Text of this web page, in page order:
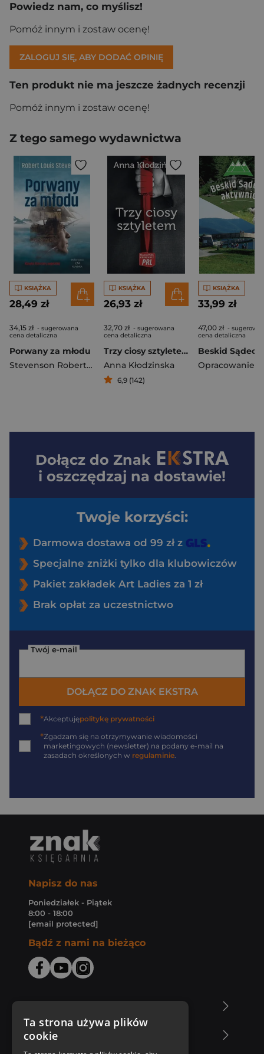
Powiedz nam, co myślisz!
Pomóż innym i zostaw ocenę!
ZALOGUJ SIĘ, ABY DODAĆ OPINIĘ
Ten produkt nie ma jeszcze żadnych recenzji
Pomóż innym i zostaw ocenę!
Z tego samego wydawnictwa
KSIĄŻKA
28,49 zł
34,15 zł - sugerowana
cena detaliczna
Porwany za młodu
Stevenson Robert Louis
KSIĄŻKA
26,93 zł
32,70 zł - sugerowana
cena detaliczna
Trzy ciosy sztyletem
Anna Kłodzinska
6,9 (142)
KSIĄŻKA
33,99 zł
47,00 zł -
cena detaliczna
Dołącz do Znak
i oszczędzaj na dostawie!
Twoje korzyści:
Darmowa dostawa od 99 zł z
Specjalne zniżki tylko dla klubowiczów
Pakiet zakładek Art Ladies za 1 zł
Brak opłat za uczestnictwo
Twój e-mail
DOŁĄCZ DO ZNAK EKSTRA
*Akceptujępolitykę prywatności
*Zgadzam się na otrzymywanie wiadomości
marketingowych (newsletter) na podany e-mail na
zasadach określonych w regulaminie.
Napisz do nas
Poniedziałek - Piątek
8:00 - 18:00
[email protected]
Bądź z nami na bieżąco
Zakupy u nas
Ta strona używa plików
cookie